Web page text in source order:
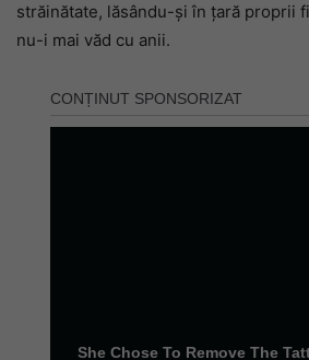
străinătate, lăsându-și în țară proprii
nu-i mai văd cu anii.